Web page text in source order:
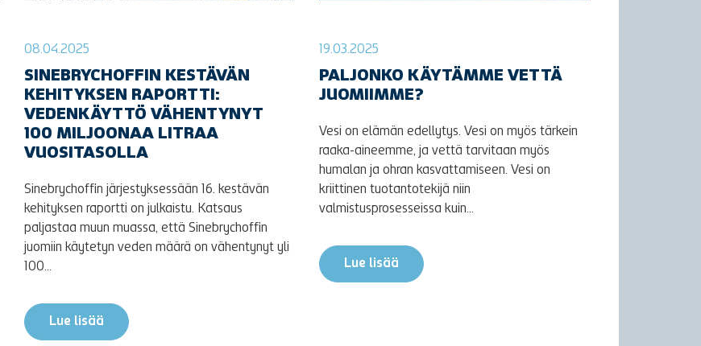
08.04.2025
SINEBRYCHOFFIN KESTÄVÄN
KEHITYKSEN RAPORTTI:
VEDENKÄYTTÖ VÄHENTYNYT
100 MILJOONAA LITRAA
VUOSITASOLLA
Sinebrychoffin järjestyksessään 16. kestävän
kehityksen raportti on julkaistu. Katsaus
paljastaa muun muassa, että Sinebrychoffin
juomiin käytetyn veden määrä on vähentynyt yli
100...
Lue lisää
19.03.2025
PALJONKO KÄYTÄMME VETTÄ
JUOMIIMME?
Vesi on elämän edellytys. Vesi on myös tärkein
raaka-aineemme, ja vettä tarvitaan myös
humalan ja ohran kasvattamiseen. Vesi on
kriittinen tuotantotekijä niin
valmistusprosesseissa kuin...
Lue lisää